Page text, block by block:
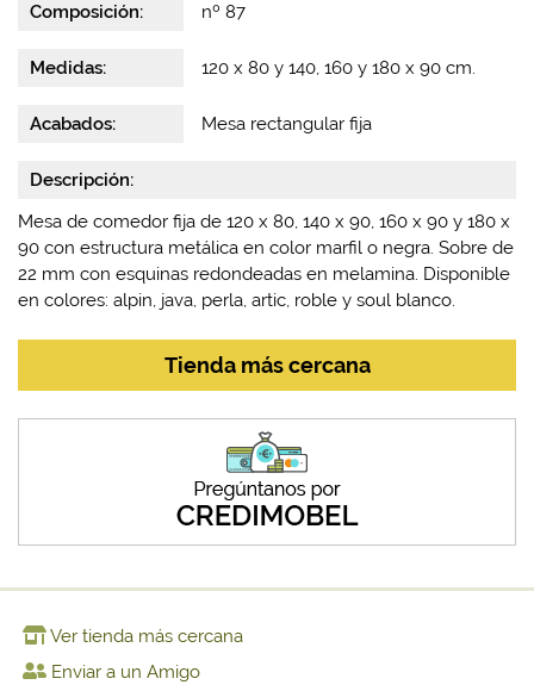
Composición: nº 87
Medidas: 120 x 80 y 140, 160 y 180 x 90 cm.
Acabados: Mesa rectangular fija
Tienda más cercana
Descripción:
Mesa de comedor fija de 120 x 80, 140 x 90, 160 x 90 y 180 x
90 con estructura metálica en color marfil o negra. Sobre de
22 mm con esquinas redondeadas en melamina. Disponible
en colores: alpin, java, perla, artic, roble y soul blanco.
Ver tienda más cercana
Enviar a un Amigo